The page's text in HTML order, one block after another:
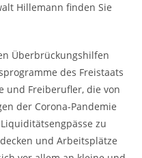
Hillemann finden Sie
Überbrückungshilfen
des Freistaats
und Freiberufler, die von
der Corona-Pandemie
zu
und Arbeitsplätze